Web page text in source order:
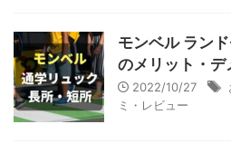
モンベル ラン
のメリット・デ
2022/10/27
ミ・レビュー